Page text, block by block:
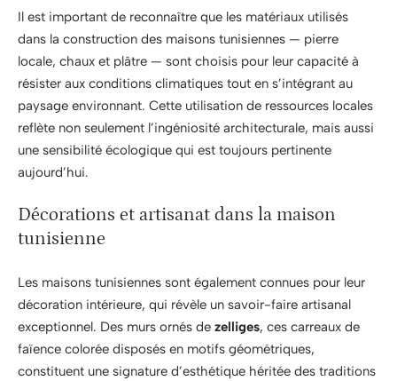
Il est important de reconnaître que les matériaux utilisés
dans la construction des maisons tunisiennes — pierre
locale, chaux et plâtre — sont choisis pour leur capacité à
résister aux conditions climatiques tout en s’intégrant au
paysage environnant. Cette utilisation de ressources locales
reflète non seulement l’ingéniosité architecturale, mais aussi
une sensibilité écologique qui est toujours pertinente
aujourd’hui.
Décorations et artisanat dans la maison
tunisienne
Les maisons tunisiennes sont également connues pour leur
décoration intérieure, qui révèle un savoir-faire artisanal
exceptionnel. Des murs ornés de zelliges, ces carreaux de
faïence colorée disposés en motifs géométriques,
constituent une signature d’esthétique héritée des traditions